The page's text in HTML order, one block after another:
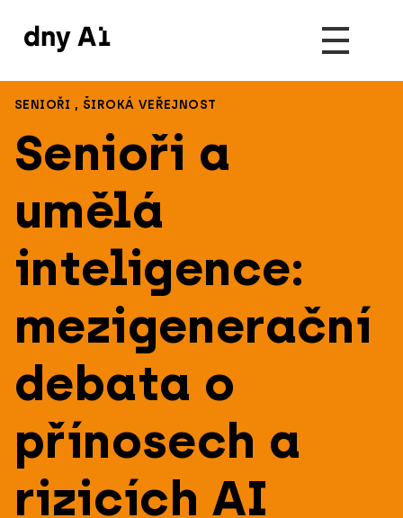
SENIOŘI , ŠIROKÁ VEŘEJNOST
Senioři a
umělá
inteligence:
mezigenerační
debata o
přínosech a
rizicích AI